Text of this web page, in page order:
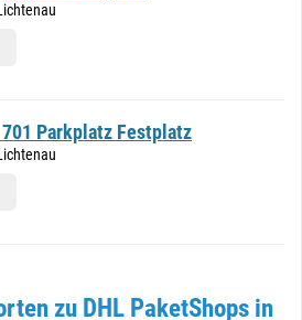
Parkplatz Festplatz
zu DHL PaketShops in